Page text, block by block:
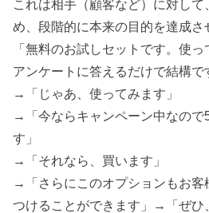
これは相手（顧客など）に対し
め、段階的に本来の目的を達成さ
「無料のお試しセットです。使
アンケートに答えるだけで結構で
→「じゃあ、使ってみます」
→「今ならキャンペーン中なので
す」
→「それなら、買います」
→「さらにこのオプションもお客
つけることができます」→「ぜひ